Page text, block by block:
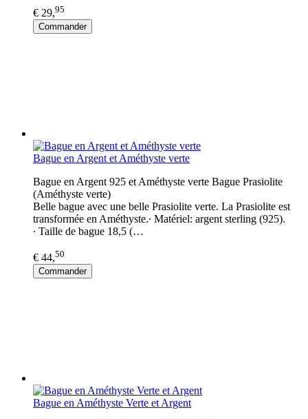
€ 29,95
Commander
Bague en Argent et Améthyste verte
Bague en Argent 925 et Améthyste verte Bague Prasiolite
(Améthyste verte)
Belle bague avec une belle Prasiolite verte. La Prasiolite est
transformée en Améthyste.∙ Matériel: argent sterling (925).
∙ Taille de bague 18,5 (…
€ 44,50
Commander
Bague en Améthyste Verte et Argent